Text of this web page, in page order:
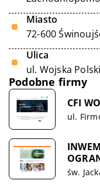
Miasto
72-600
Ulica
ul. Wojska
Podobne firmy
CFI
ul.
św.